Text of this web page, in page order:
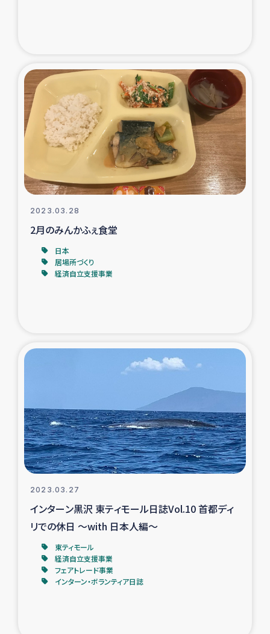
石巻市街地在宅被災者支援
復興応援隊の活動
仮設住宅生活支援・農業復興支援
漁業復興支援
ガザ地区での公園の緑化を通じた支援事業
ガザ地区における被災住民への緊急支援
ガザ地区酪農を通した女性グループの生計支援
ふりかけ普及と食生活改善による栄養改善事業
緊急支援事業
女性の生計向上を通じた子どもの栄養改善事業
2023.03.28
2月のみんかふぇ食堂
日本
居場所づくり
経済自立支援事業
2023.03.27
インターン黒沢 東ティモール日誌Vol.10 首都ディ
リでの休日 ～with 日本人編～
東ティモール
経済自立支援事業
フェアトレード事業
インターン・ボランティア日誌